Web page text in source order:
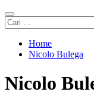
Primary
Menu
Cari
untuk:
Home
Nicolo Bulega
Nicolo